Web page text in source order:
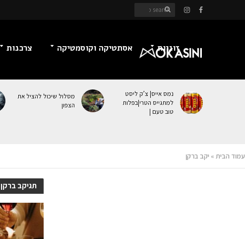
זוגיות אסתטיקה וקוסמטיקה צרכנות
נמס אייס| צ’ק ליסט
למתגייס הטרי|בפלות
טוב טעם |
מסלול שיכול להציל את
הצפון
עמוד הבית » יקב ברקן
תגיקב ברקן